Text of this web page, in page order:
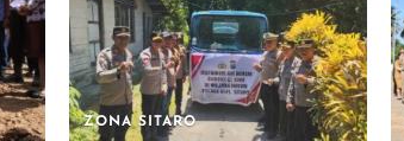
ZONA SITARO